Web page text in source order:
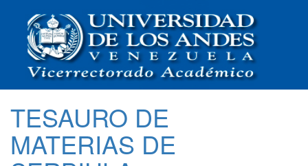
TESAURO DE
MATERIAS DE